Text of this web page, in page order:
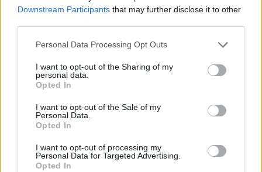
Downstream Participants that may further disclose it to other
Please note that this website/app uses one or more Google
not limited to your visit or usage behaviour. You may click to
grant or deny consent to Google and its third-party tags to
use your data for below specified purposes in below Google
consent section.
Personal Data Processing Opt Outs
I want to opt-out of the Sharing of my
personal data.
Opted In
I want to opt-out of the Sale of my
Personal Data.
Opted In
I want to opt-out of processing my
Personal Data for Targeted Advertising.
Opted In
Kategorije: Obvestila
Več iz kategorije Obvestila